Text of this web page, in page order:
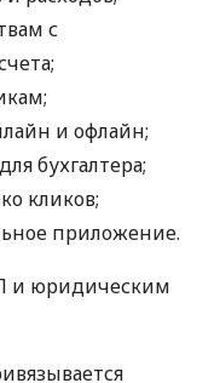
с
и офлайн;
бухгалтера;
кликов;
приложение.
и юридическим